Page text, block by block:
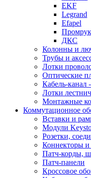
EKF
Legrand
Efapel
ДКС
Колонны и
Трубы и
Лотки
Оптические
Кабель-канал
Лотки
Монтажные
Коммутационное
Вставки и
Модули
Розетки,
Коннекторы и
Патч-корды,
Патч-панели
Кроссовое